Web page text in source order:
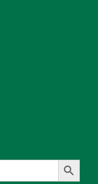
Search Button